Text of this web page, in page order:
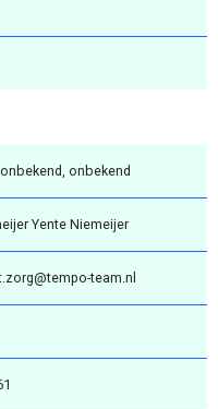
onbekend
Yente Niemeijer
team.nl